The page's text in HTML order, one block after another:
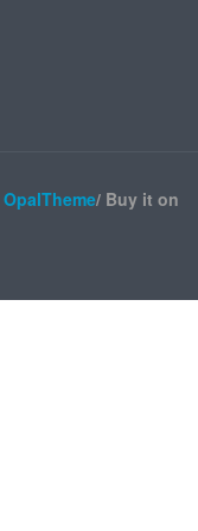
OpalTheme/ Buy it on